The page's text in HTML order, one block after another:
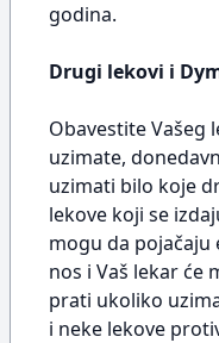
godina.
Drugi lekovi i
Obavestite Vašeg
uzimate,
uzimati bilo koje
lekove koji se
mogu da pojačaju
nos i Vaš lekar će
prati ukoliko
i neke lekove